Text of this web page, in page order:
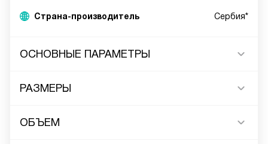
Страна-производитель Сербия*
ОСНОВНЫЕ ПАРАМЕТРЫ
РАЗМЕРЫ
ОБЪЕМ